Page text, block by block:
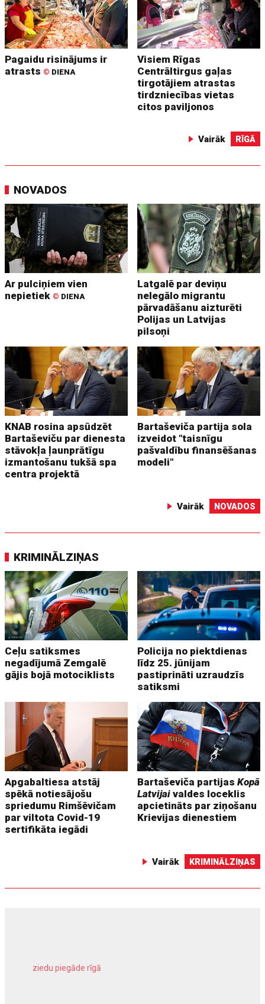
Pagaidu risinājums ir
atrasts © DIENA
Visiem Rīgas
Centrāltirgus gaļas
tirgotājiem atrastas
tirdzniecības vietas
citos paviljonos
Vairāk RĪGĀ
NOVADOS
Ar pulciņiem vien
nepietiek © DIENA
Latgalē par deviņu
nelegālo migrantu
pārvadāšanu aizturēti
Polijas un Latvijas
pilsoņi
KNAB rosina apsūdzēt
Bartaševiču par dienesta
stāvokļa ļaunprātīgu
izmantošanu tukšā spa
centra projektā
Bartaševiča partija sola
izveidot "taisnīgu
pašvaldību finansēšanas
modeli"
Vairāk NOVADOS
KRIMINĀLZIŅAS
Ceļu satiksmes
negadījumā Zemgalē
gājis bojā motociklists
Policija no piektdienas
līdz 25. jūnijam
pastiprināti uzraudzīs
satiksmi
Apgabaltiesa atstāj
spēkā notiesājošu
spriedumu Rimšēvičam
par viltota Covid-19
sertifikāta iegādi
Bartaševiča partijasKopā
Latvijai valdes loceklis
apcietināts par ziņošanu
Krievijas dienestiem
Vairāk KRIMINĀLZIŅAS
ziedu piegāde rīgā